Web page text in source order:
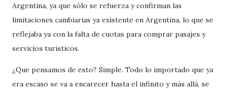
Argentina, ya que sólo se refuerza y confirman las
limitaciones cambiarias ya existente en Argentina, lo que se
reflejaba ya con la falta de cuotas para comprar pasajes y
servicios turisticos.
¿Que pensamos de esto? Simple. Todo lo importado que ya
era escaso se va a encarecer hasta el infinito y más allá, se